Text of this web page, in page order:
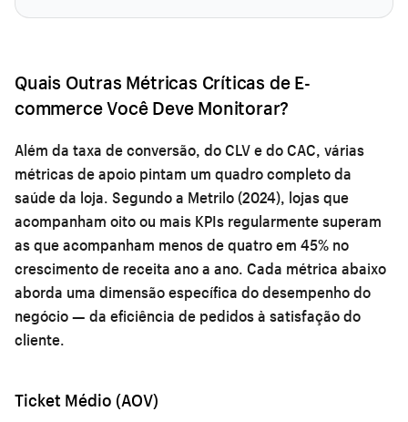
Quais Outras Métricas Críticas de E-
commerce Você Deve Monitorar?
Além da taxa de conversão, do CLV e do CAC, várias
métricas de apoio pintam um quadro completo da
saúde da loja. Segundo a Metrilo (2024), lojas que
acompanham oito ou mais KPIs regularmente superam
as que acompanham menos de quatro em 45% no
crescimento de receita ano a ano. Cada métrica abaixo
aborda uma dimensão específica do desempenho do
negócio — da eficiência de pedidos à satisfação do
cliente.
Ticket Médio (AOV)